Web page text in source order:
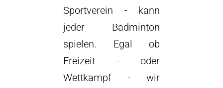
Sportverein - kann
jeder Badminton
spielen. Egal ob
Freizeit - oder
Wettkampf - wir